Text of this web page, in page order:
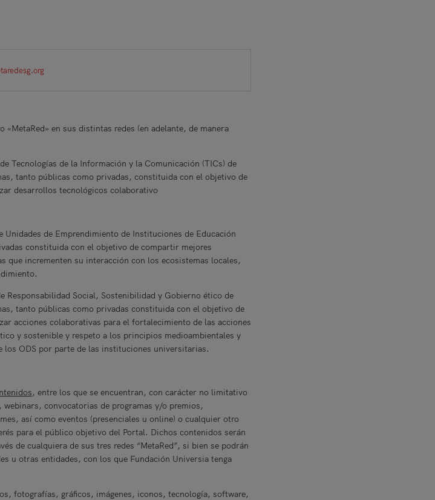
en sus distintas redes (en adelante, de manera
Tecnologías de la Información y la Comunicación (TICs) de
tanto públicas como privadas, constituida con el objetivo de
desarrollos tecnológicos colaborativo
Unidades de Emprendimiento de Instituciones de Educación
constituida con el objetivo de compartir mejores
que incrementen su interacción con los ecosistemas locales,
Responsabilidad Social, Sostenibilidad y Gobierno ético de
tanto públicas como privadas constituida con el objetivo de
acciones colaborativas para el fortalecimiento de las acciones
y sostenible y respeto a los principios medioambientales y
ODS por parte de las instituciones universitarias.
, entre los que se encuentran, con carácter no limitativo
convocatorias de programas y/o premios,
así como eventos (presenciales u online) o cualquier otro
para el público objetivo del Portal. Dichos contenidos serán
de cualquiera de sus tres redes “MetaRed”, si bien se podrán
u otras entidades, con los que Fundación Universia tenga
fotografías, gráficos, imágenes, iconos, tecnología, software,